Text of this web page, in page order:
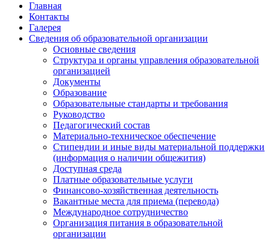
Главная
Контакты
Галерея
Сведения об образовательной организации
Основные сведения
Структура и органы управления образовательной
организацией
Документы
Образование
Образовательные стандарты и требования
Руководство
Педагогический состав
Материально-техническое обеспечение
Стипендии и иные виды материальной поддержки
(информация о наличии общежития)
Доступная среда
Платные образовательные услуги
Финансово-хозяйственная деятельность
Вакантные места для приема (перевода)
Международное сотрудничество
Организация питания в образовательной
организации